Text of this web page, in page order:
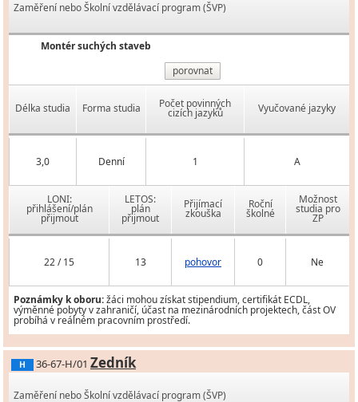
Zaměření nebo Školní vzdělávací program (ŠVP)
Montér suchých staveb
porovnat
Délka studia Forma studia Počet povinných
cizích jazyků Vyučované jazyky
3,0 Denní 1 A
LONI:
přihlášení/plán
přijmout
LETOS:
plán
přijmout
Přijímací
zkouška
Roční
školné
Možnost
studia pro
ZP
22 / 15 13 pohovor 0 Ne
Poznámky k oboru:žáci mohou získat stipendium, certifikát ECDL,
výměnné pobyty v zahraničí, účast na mezinárodních projektech, část OV
probíhá v reálném pracovním prostředí.
H 36-67-H/01 Zedník
Zaměření nebo Školní vzdělávací program (ŠVP)